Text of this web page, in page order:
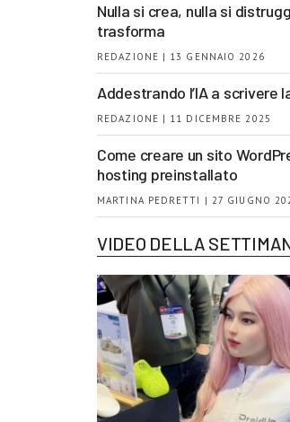
Nulla si crea, nulla si
trasforma
REDAZIONE | 13 GENNAIO 2026
Addestrando l’IA a scrivere
REDAZIONE | 11 DICEMBRE 2025
Come creare un sito
hosting preinstallato
MARTINA PEDRETTI | 27 GIUGNO
VIDEO DELLA